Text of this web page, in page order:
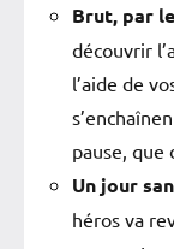
Brut, par
découvrir
l’aide de
pause, que
Un jour
héros va